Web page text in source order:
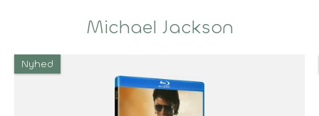
Michael Jackson
Nyhed